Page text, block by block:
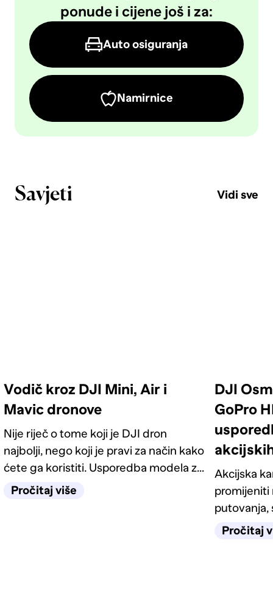
ponude i cijene još i za:
Auto osiguranja
Namirnice
Savjeti Vidi sve
Vodič kroz DJI Mini, Air i
Mavic dronove
Nije riječ o tome koji je DJI dron
najbolji, nego koji je pravi za način kako
ćete ga koristiti. Usporedba modela za
rekreativce, hobiste i profesionalce.
Pročitaj više
DJI
GoPro
Akcijska
promijeniti
putovanja,
avanture.
Pročitaj